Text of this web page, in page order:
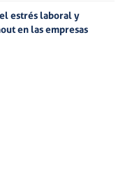
estrés laboral y
en las empresas